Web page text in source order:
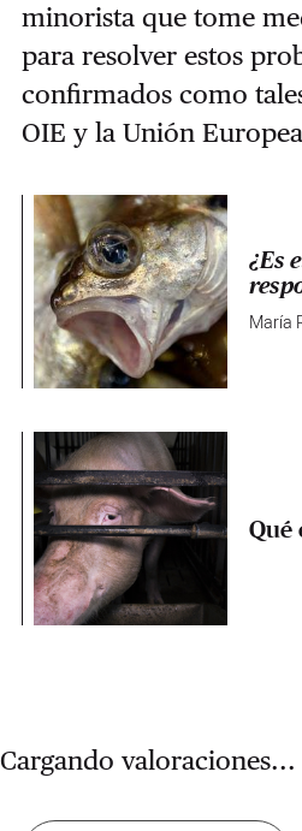
minorista que tome
para resolver estos
confirmados como
OIE y la Unión
¿Es
María
Qué
Cargando valoraciones...